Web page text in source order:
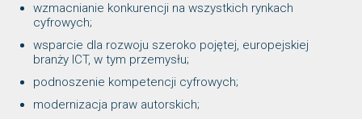
wzmacnianie konkurencji na wszystkich rynkach
cyfrowych;
wsparcie dla rozwoju szeroko pojętej, europejskiej
branży ICT, w tym przemysłu;
podnoszenie kompetencji cyfrowych;
modernizacja praw autorskich;